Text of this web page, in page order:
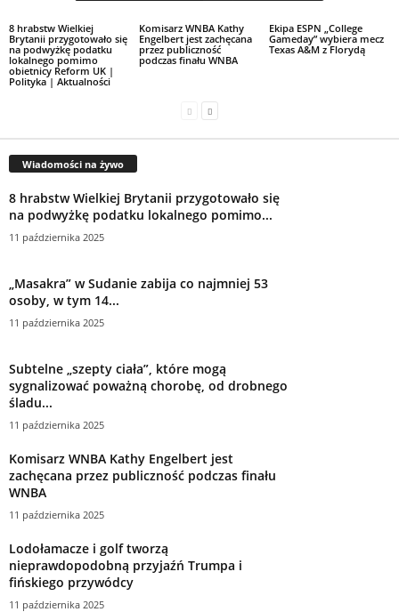
8 hrabstw Wielkiej
Brytanii przygotowało się
na podwyżkę podatku
lokalnego pomimo
obietnicy Reform UK |
Polityka | Aktualności
Komisarz WNBA Kathy
Engelbert jest zachęcana
przez publiczność
podczas finału WNBA
Ekipa ESPN „College
Gameday” wybiera mecz
Texas A&M z Florydą
Wiadomości na żywo
8 hrabstw Wielkiej Brytanii przygotowało się
na podwyżkę podatku lokalnego pomimo...
11 października 2025
„Masakra” w Sudanie zabija co najmniej 53
osoby, w tym 14...
11 października 2025
Subtelne „szepty ciała”, które mogą
sygnalizować poważną chorobę, od drobnego
śladu...
11 października 2025
Komisarz WNBA Kathy Engelbert jest
zachęcana przez publiczność podczas finału
WNBA
11 października 2025
Lodołamacze i golf tworzą
nieprawdopodobną przyjaźń Trumpa i
fińskiego przywódcy
11 października 2025